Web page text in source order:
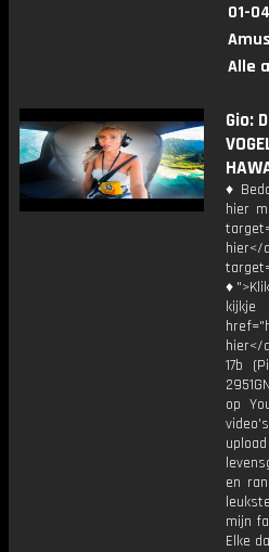
01-
Alle
Gio:
♦
hier
kijkje
hier</
17b
op
en
mijn
Elke